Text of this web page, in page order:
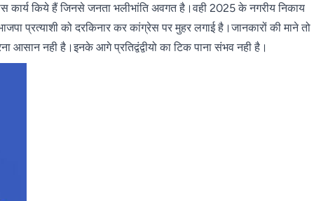
कार्य किये हैं जिनसे जनता भलीभांति अवगत है।वही 2025 के नगरीय निकाय
प्रत्याशी को दरकिनार कर कांग्रेस पर मुहर लगाई है।जानकारों की माने तो
आसान नही है।इनके आगे प्रतिद्वंद्वीयो का टिक पाना संभव नही है।